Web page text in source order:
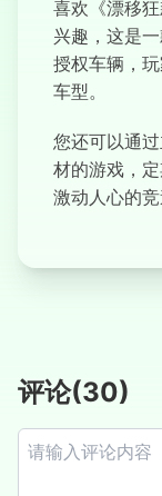
喜欢《漂移
兴趣，这是
授权车辆，
车型。
您还可以通
材的游戏，
激动人心的竞
评论(30)